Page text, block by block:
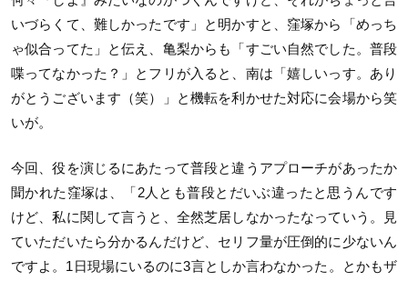
いづらくて、難しかったです」と明かすと、窪塚から「めっち
ゃ似合ってた」と伝え、亀梨からも「すごい自然でした。普段
喋ってなかった？」とフリが入ると、南は「嬉しいっす。あり
がとうございます（笑）」と機転を利かせた対応に会場から笑
いが。
今回、役を演じるにあたって普段と違うアプローチがあったか
聞かれた窪塚は、「2人とも普段とだいぶ違ったと思うんです
けど、私に関して言うと、全然芝居しなかったなっていう。見
ていただいたら分かるんだけど、セリフ量が圧倒的に少ないん
ですよ。1日現場にいるのに3言としか言わなかった。とかもザ